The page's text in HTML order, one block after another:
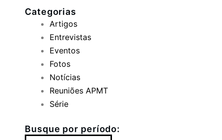
Categorias
Artigos
Entrevistas
Eventos
Fotos
Notícias
Reuniões APMT
Série
Busque por período: